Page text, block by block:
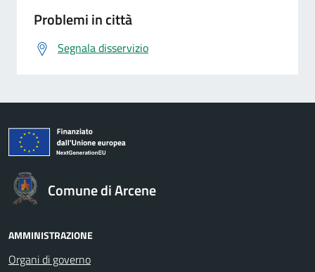
Problemi in città
Segnala disservizio
Comune di Arcene
AMMINISTRAZIONE
Organi di governo